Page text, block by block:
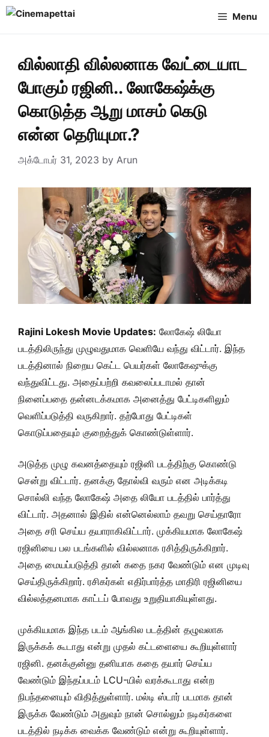
Skip
Menu
வில்லாதி வில்லனாக வேட்டையாட
போகும் ரஜினி.. லோகேஷ்க்கு
கொடுத்த ஆறு மாசம் கெடு
என்ன தெரியுமா.?
அக்டோபர் 31, 2023 by Arun
Rajini Lokesh Movie Updates: லோகேஷ் லியோ
படத்திலிருந்து முழுவதுமாக வெளியே வந்து விட்டார். இந்த
படத்தினால் நிறைய கெட்ட பெயர்கள் லோகேஷுக்கு
வந்துவிட்டது. அதைப்பற்றி கவலைப்படாமல் தான்
நினைப்பதை தன்னடக்கமாக அனைத்து பேட்டிகளிலும்
வெளிப்படுத்தி வருகிறார். தற்போது பேட்டிகள்
கொடுப்பதையும் குறைத்துக் கொண்டுள்ளார்.
அடுத்த முழு கவனத்தையும் ரஜினி படத்திற்கு கொண்டு
சென்று விட்டார். தனக்கு தோல்வி வரும் என அடிக்கடி
சொல்லி வந்த லோகேஷ் அதை லியோ படத்தில் பார்த்து
விட்டார். அதனால் இதில் என்னெல்லாம் தவறு செய்தாரோ
அதை சரி செய்ய தயாராகிவிட்டார். முக்கியமாக லோகேஷ்
ரஜினியை பல படங்களில் வில்லனாக ரசித்திருக்கிறார்.
அதை மையப்படுத்தி தான் கதை நகர வேண்டும் என முடிவு
செய்திருக்கிறார். ரசிகர்கள் எதிர்பார்த்த மாதிரி ரஜினியை
வில்லத்தனமாக காட்டப் போவது உறுதியாகியுள்ளது.
முக்கியமாக இந்த படம் ஆங்கில படத்தின் தழுவலாக
இருக்கக் கூடாது என்று முதல் கட்டளையை கூறியுள்ளார்
ரஜினி. தனக்குன்னு தனியாக கதை தயார் செய்ய
வேண்டும் இந்தப்படம் LCU-யில் வரக்கூடாது என்ற
நிபந்தனையும் விதித்துள்ளார். மல்டி ஸ்டார் படமாக தான்
இருக்க வேண்டும் அதுவும் நான் சொல்லும் நடிகர்களை
படத்தில் நடிக்க வைக்க வேண்டும் என்று கூறியுள்ளார்.